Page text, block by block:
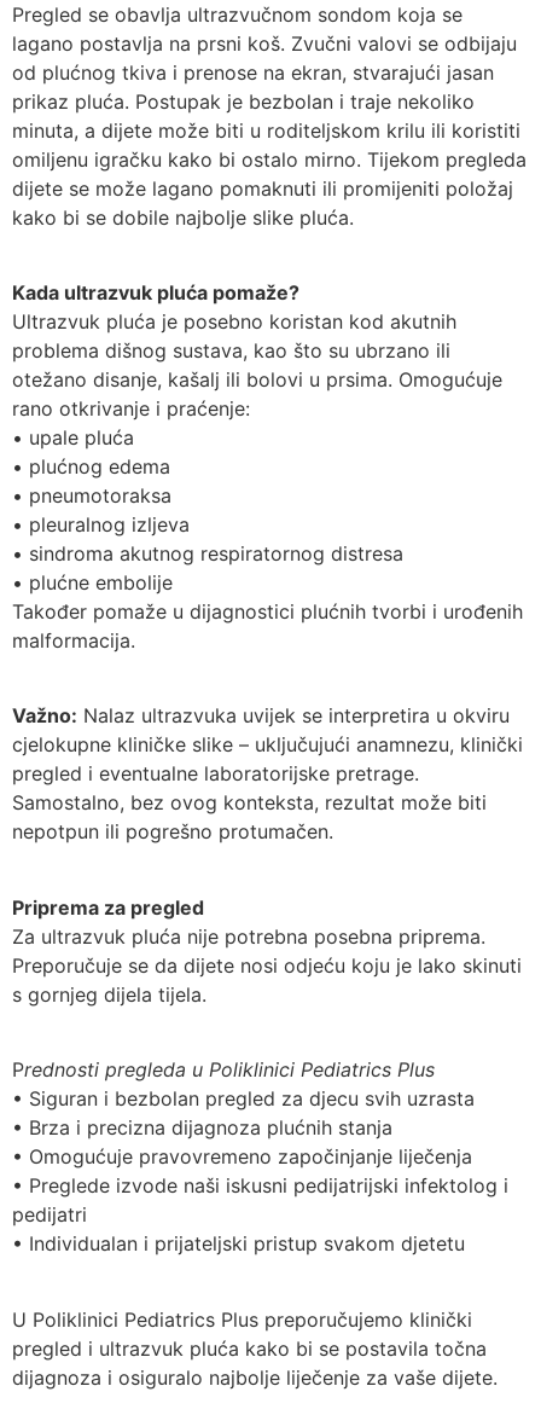
Pregled se obavlja ultrazvučnom sondom koja se
lagano postavlja na prsni koš. Zvučni valovi se odbijaju
od plućnog tkiva i prenose na ekran, stvarajući jasan
prikaz pluća. Postupak je bezbolan i traje nekoliko
minuta, a dijete može biti u roditeljskom krilu ili koristiti
omiljenu igračku kako bi ostalo mirno. Tijekom pregleda
dijete se može lagano pomaknuti ili promijeniti položaj
kako bi se dobile najbolje slike pluća.
Kada ultrazvuk pluća pomaže?
Ultrazvuk pluća je posebno koristan kod akutnih
problema dišnog sustava, kao što su ubrzano ili
otežano disanje, kašalj ili bolovi u prsima. Omogućuje
rano otkrivanje i praćenje:
• upale pluća
• plućnog edema
• pneumotoraksa
• pleuralnog izljeva
• sindroma akutnog respiratornog distresa
• plućne embolije
Također pomaže u dijagnostici plućnih tvorbi i urođenih
malformacija.
Važno: Nalaz ultrazvuka uvijek se interpretira u okviru
cjelokupne kliničke slike – uključujući anamnezu, klinički
pregled i eventualne laboratorijske pretrage.
Samostalno, bez ovog konteksta, rezultat može biti
nepotpun ili pogrešno protumačen.
Priprema za pregled
Za ultrazvuk pluća nije potrebna posebna priprema.
Preporučuje se da dijete nosi odjeću koju je lako skinuti
s gornjeg dijela tijela.
Prednosti pregleda u Poliklinici Pediatrics Plus
• Siguran i bezbolan pregled za djecu svih uzrasta
• Brza i precizna dijagnoza plućnih stanja
• Omogućuje pravovremeno započinjanje liječenja
• Preglede izvode naši iskusni pedijatrijski infektolog i
pedijatri
• Individualan i prijateljski pristup svakom djetetu
U Poliklinici Pediatrics Plus preporučujemo klinički
pregled i ultrazvuk pluća kako bi se postavila točna
dijagnoza i osiguralo najbolje liječenje za vaše dijete.